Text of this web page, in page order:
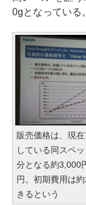
0gとなっている。
販売価格は、現
している同スペ
分となる約3,000
円。初期費用は
きるという